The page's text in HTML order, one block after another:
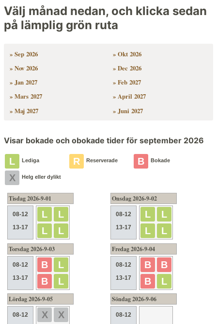
Välj månad nedan, och klicka sedan
på lämplig grön ruta
» Sep 2026
» Okt 2026
» Nov 2026
» Dec 2026
» Jan 2027
» Feb 2027
» Mars 2027
» April 2027
» Maj 2027
» Juni 2027
Visar bokade och obokade tider för september 2026
L Lediga R Reserverade B Bokade
X Helg eller dylikt
Tisdag 2026-9-01
08-12
13-17
L
L
L
L
Onsdag 2026-9-02
08-12
13-17
L
L
L
L
Torsdag 2026-9-03
08-12
13-17
B
L
B
L
Fredag 2026-9-04
08-12
13-17
B
B
B
L
Lördag 2026-9-05
08-12
X X
Söndag 2026-9-06
08-12